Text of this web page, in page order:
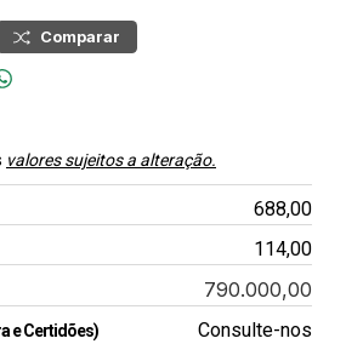
Comparar
valores sujeitos a alteração.
688,00
114,00
790.000,00
e Certidões) Consulte-nos